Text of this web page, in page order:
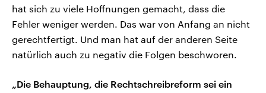
hat sich zu viele Hoffnungen gemacht, dass die
Fehler weniger werden. Das war von Anfang an nicht
gerechtfertigt. Und man hat auf der anderen Seite
natürlich auch zu negativ die Folgen beschworen.
„Die Behauptung, die Rechtschreibreform sei ein